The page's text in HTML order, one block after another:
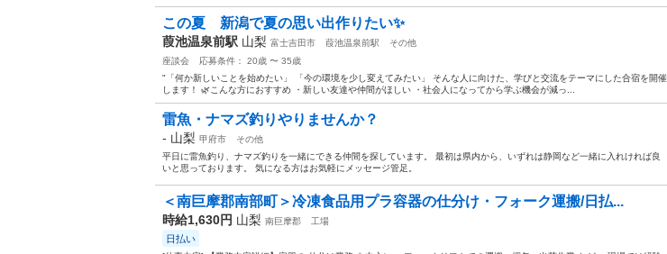
この夏 新潟で夏の思い出作りたい✨
葭池温泉前駅 山梨 富士吉田市 葭池温泉前駅
その他
座談会
応募条件： 20歳 〜 35歳
"「何か新しいことを始めたい」 「今の環境を少し変えてみたい」 そんな人に向けた、学びと交流をテーマにした合宿を開催
します！ 🌿こんな方におすすめ ・新しい友達や仲間がほしい ・社会人になってから学ぶ機会が減っ...
雷魚・ナマズ釣りやりませんか？
- 山梨 甲府市
その他
平日に雷魚釣り、ナマズ釣りを一緒にできる仲間を探しています。 最初は県内から、いずれは静岡など一緒に入れければ良
いと思っております。 気になる方はお気軽にメッセージ管足。
＜南巨摩郡南部町＞冷凍食品用プラ容器の仕分け・フォーク運搬/日払...
時給1,630円 山梨 南巨摩郡 工場
日払い